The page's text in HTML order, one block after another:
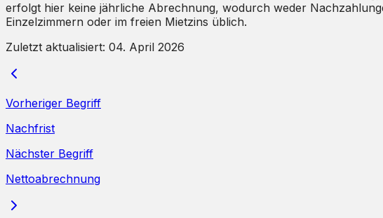
erfolgt hier keine jährliche Abrechnung, wodurch weder
Einzelzimmern oder im freien Mietzins üblich.
Zuletzt aktualisiert: 04. April 2026
Vorheriger Begriff
Nachfrist
Nächster Begriff
Nettoabrechnung